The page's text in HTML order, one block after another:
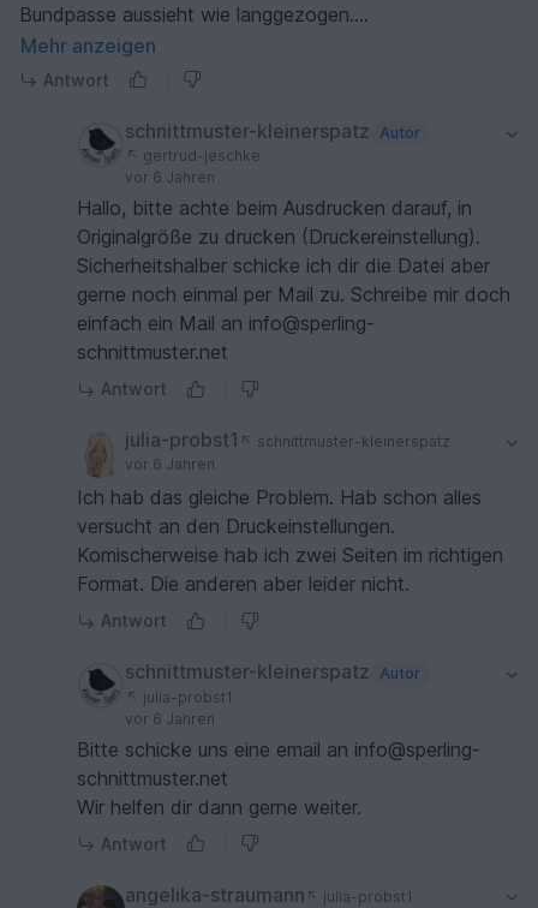
Bundpasse aussieht wie langgezogen.
Leider stehen an den Teilen auch keine Maße dran um
es so evtl zu kontrollieren
Mehr anzeigen
Antwort
schnittmuster-kleinerspatz
Autor
gertrud-jeschke
vor 6 Jahren
Hallo, bitte achte beim Ausdrucken darauf, in
Originalgröße zu drucken (Druckereinstellung).
Sicherheitshalber schicke ich dir die Datei aber
gerne noch einmal per Mail zu. Schreibe mir doch
einfach ein Mail an info@sperling-
schnittmuster.net
Antwort
julia-probst1
schnittmuster-kleinerspatz
vor 6 Jahren
Ich hab das gleiche Problem. Hab schon alles
versucht an den Druckeinstellungen.
Komischerweise hab ich zwei Seiten im richtigen
Format. Die anderen aber leider nicht.
Antwort
schnittmuster-kleinerspatz
Autor
julia-probst1
vor 6 Jahren
Bitte schicke uns eine email an info@sperling-
schnittmuster.net
Wir helfen dir dann gerne weiter.
Antwort
angelika-straumann
julia-probst1